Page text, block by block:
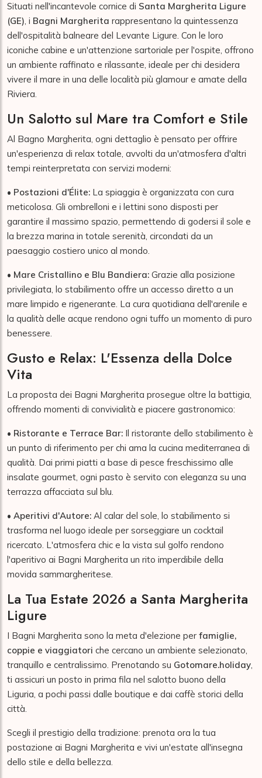
Situati nell'incantevole cornice di Santa Margherita Ligure
(GE), i Bagni Margherita rappresentano la quintessenza
dell'ospitalità balneare del Levante Ligure. Con le loro
iconiche cabine e un'attenzione sartoriale per l'ospite, offrono
un ambiente raffinato e rilassante, ideale per chi desidera
vivere il mare in una delle località più glamour e amate della
Riviera.
Un Salotto sul Mare tra Comfort e Stile
Al Bagno Margherita, ogni dettaglio è pensato per offrire
un'esperienza di relax totale, avvolti da un'atmosfera d'altri
tempi reinterpretata con servizi moderni:
• Postazioni d'Élite: La spiaggia è organizzata con cura
meticolosa. Gli ombrelloni e i lettini sono disposti per
garantire il massimo spazio, permettendo di godersi il sole e
la brezza marina in totale serenità, circondati da un
paesaggio costiero unico al mondo.
• Mare Cristallino e Blu Bandiera: Grazie alla posizione
privilegiata, lo stabilimento offre un accesso diretto a un
mare limpido e rigenerante. La cura quotidiana dell'arenile e
la qualità delle acque rendono ogni tuffo un momento di puro
benessere.
Gusto e Relax: L'Essenza della Dolce
Vita
La proposta dei Bagni Margherita prosegue oltre la battigia,
offrendo momenti di convivialità e piacere gastronomico:
• Ristorante e Terrace Bar: Il ristorante dello stabilimento è
un punto di riferimento per chi ama la cucina mediterranea di
qualità. Dai primi piatti a base di pesce freschissimo alle
insalate gourmet, ogni pasto è servito con eleganza su una
terrazza affacciata sul blu.
• Aperitivi d'Autore: Al calar del sole, lo stabilimento si
trasforma nel luogo ideale per sorseggiare un cocktail
ricercato. L'atmosfera chic e la vista sul golfo rendono
l'aperitivo ai Bagni Margherita un rito imperdibile della
movida sammargheritese.
La Tua Estate 2026 a Santa Margherita
Ligure
I Bagni Margherita sono la meta d'elezione per famiglie,
coppie e viaggiatori che cercano un ambiente selezionato,
tranquillo e centralissimo. Prenotando su Gotomare.holiday,
ti assicuri un posto in prima fila nel salotto buono della
Liguria, a pochi passi dalle boutique e dai caffè storici della
città.
Scegli il prestigio della tradizione: prenota ora la tua
postazione ai Bagni Margherita e vivi un'estate all'insegna
dello stile e della bellezza.